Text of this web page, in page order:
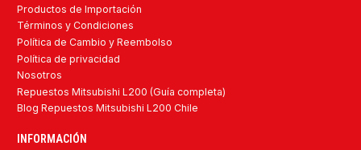
Productos de Importación
Términos y Condiciones
Política de Cambio y Reembolso
Política de privacidad
Nosotros
Repuestos Mitsubishi L200 (Guía completa)
Blog Repuestos Mitsubishi L200 Chile
INFORMACIÓN